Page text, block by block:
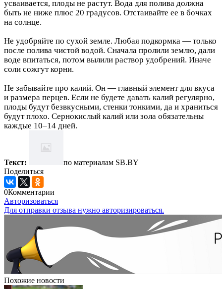
усваивается, плоды не растут. Вода для полива должна
быть не ниже плюс 20 градусов. Отстаивайте ее в бочках
на солнце.
Не удобряйте по сухой земле. Любая подкормка — только
после полива чистой водой. Сначала пролили землю, дали
воде впитаться, потом вылили раствор удобрений. Иначе
соли сожгут корни.
Не забывайте про калий. Он — главный элемент для вкуса
и размера перцев. Если не будете давать калий регулярно,
плоды будут безвкусными, стенки тонкими, да и храниться
будут плохо. Сернокислый калий или зола обязательны
каждые 10–14 дней.
Текст:
по материалам SB.BY
Поделиться
0Комментарии
Авторизоваться
Для отправки отзыва нужно авторизироваться.
Похожие новости